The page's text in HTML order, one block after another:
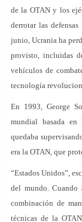
de la OTAN y los
derrotar las
junio, Ucrania ha
provisto, incluidas
vehículos de
tecnología
En 1993, George
mundial basada en
quedaba
era la OTAN, que
“Estados Unidos”,
del mundo. Cuando
combinación de
técnicas de la